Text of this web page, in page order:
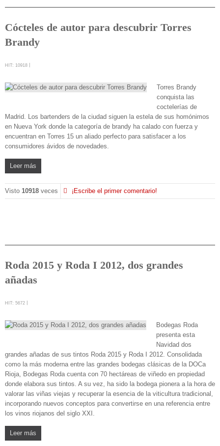
Cócteles de autor para descubrir Torres
Brandy
HIT: 10918
Torres Brandy
conquista las
coctelerías de
Madrid. Los bartenders de la ciudad siguen la estela de sus homónimos
en Nueva York donde la categoría de brandy ha calado con fuerza y
encuentran en Torres 15 un aliado perfecto para satisfacer a los
consumidores ávidos de novedades.
Leer más
Visto 10918 veces ¡Escribe el primer comentario!
Roda 2015 y Roda I 2012, dos grandes
añadas
HIT: 5672
Bodegas Roda
presenta esta
Navidad dos
grandes añadas de sus tintos Roda 2015 y Roda I 2012. Consolidada
como la más moderna entre las grandes bodegas clásicas de la DOCa
Rioja, Bodegas Roda cuenta con 70 hectáreas de viñedo en propiedad
donde elabora sus tintos. A su vez, ha sido la bodega pionera a la hora de
valorar las viñas viejas y recuperar la esencia de la viticultura tradicional,
incorporando nuevos conceptos para convertirse en una referencia entre
los vinos riojanos del siglo XXI.
Leer más